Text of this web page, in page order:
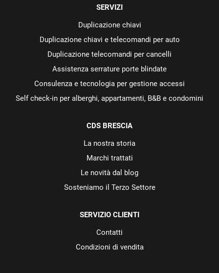
SERVIZI
Duplicazione chiavi
Duplicazione chiavi e telecomandi per auto
Duplicazione telecomandi per cancelli
Assistenza serrature porte blindate
Consulenza e tecnologia per gestione accessi
Self check-in per alberghi, appartamenti, B&B e condomini
CDS BRESCIA
La nostra storia
Marchi trattati
Le novità dal blog
Sosteniamo il Terzo Settore
SERVIZIO CLIENTI
Contatti
Condizioni di vendita